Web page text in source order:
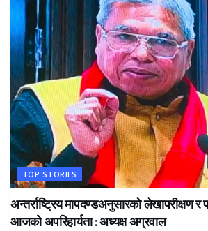
TOP STORIES
अन्तर्राष्ट्रिय मापदण्डअनुसारको लेखापरीक्षण
आजको अपरिहार्यता : अध्यक्ष अग्रवाल